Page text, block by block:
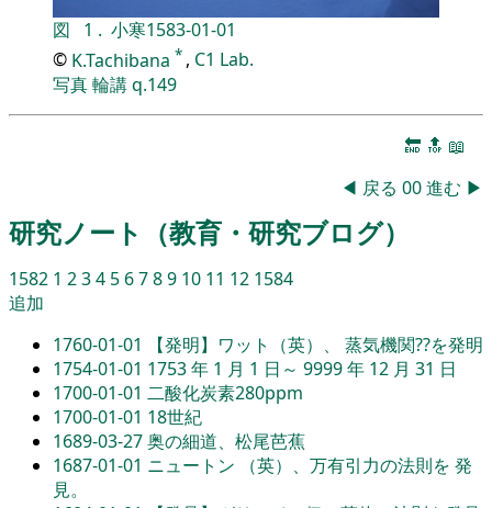
図 1 . 小寒1583-01-01
© K.Tachibana * , C1 Lab.
写真輪講q.149
🔚 🔝 📖
◀ 戻る 00進む ▶
研究ノート（教育・研究ブログ）
1582 1 234 5 6789 10 11 12 1584
追加
1760-01-01
【発明】ワット（英）、 蒸気機関??を発明
1754-01-01 1753 年 1 月 1 日～ 9999 年 12 月 31 日
1700-01-01 二酸化炭素280ppm
1700-01-01 18世紀
1689-03-27奥の細道、松尾芭蕉
1687-01-01 ニュートン （英）、万有引力の法則を 発
見。